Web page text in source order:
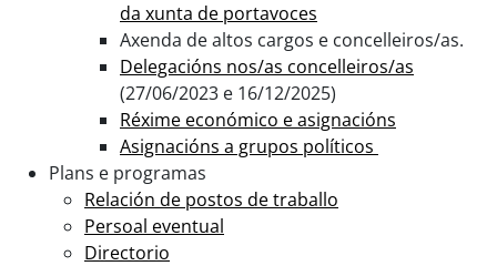
da xunta de portavoces
Axenda de altos cargos e concelleiros/as.
Delegacións nos/as concelleiros/as
(27/06/2023 e 16/12/2025)
Réxime económico e asignacións
Asignacións a grupos políticos
Plans e programas
Relación de postos de traballo
Persoal eventual
Directorio